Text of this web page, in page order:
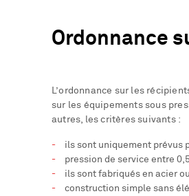
Ordonnance
L’ordonnance sur les
sur les équipements sous
autres, les critères suivants :
ils sont uniquement prévus
pression de service entre
ils sont fabriqués en acier
construction simple sans